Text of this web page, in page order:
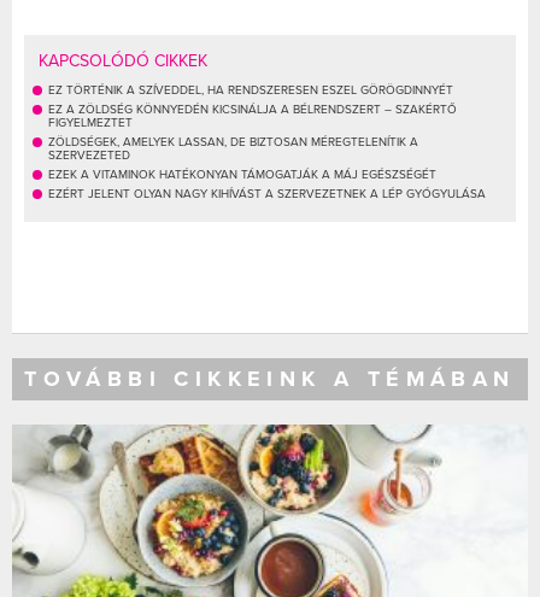
KAPCSOLÓDÓ CIKKEK
EZ TÖRTÉNIK A SZÍVEDDEL, HA RENDSZERESEN ESZEL GÖRÖGDINNYÉT
EZ A ZÖLDSÉG KÖNNYEDÉN KICSINÁLJA A BÉLRENDSZERT – SZAKÉRTŐ
FIGYELMEZTET
ZÖLDSÉGEK, AMELYEK LASSAN, DE BIZTOSAN MÉREGTELENÍTIK A
SZERVEZETED
EZEK A VITAMINOK HATÉKONYAN TÁMOGATJÁK A MÁJ EGÉSZSÉGÉT
EZÉRT JELENT OLYAN NAGY KIHÍVÁST A SZERVEZETNEK A LÉP GYÓGYULÁSA
TOVÁBBI CIKKEINK A TÉMÁBAN